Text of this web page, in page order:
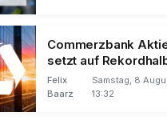
Commerzbank
setzt auf
Felix
Baarz
Samstag, 8
13:32